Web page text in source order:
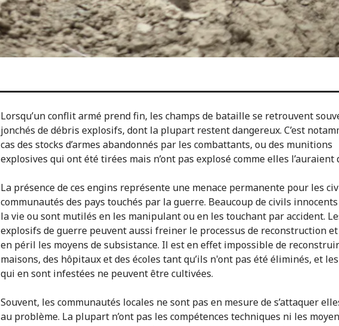
Lorsqu’un conflit armé prend fin, les champs de bataille se retrouvent
jonchés de débris explosifs, dont la plupart restent dangereux. C’est
cas des stocks d’armes abandonnés par les combattants, ou des munitions
explosives qui ont été tirées mais n’ont pas explosé comme elles l’auraient
La présence de ces engins représente une menace permanente pour les
communautés des pays touchés par la guerre. Beaucoup de civils
la vie ou sont mutilés en les manipulant ou en les touchant par accident.
explosifs de guerre peuvent aussi freiner le processus de reconstruction
en péril les moyens de subsistance. Il est en effet impossible de
maisons, des hôpitaux et des écoles tant qu’ils n'ont pas été éliminés, et
qui en sont infestées ne peuvent être cultivées.
Souvent, les communautés locales ne sont pas en mesure de s’attaquer
au problème. La plupart n’ont pas les compétences techniques ni les